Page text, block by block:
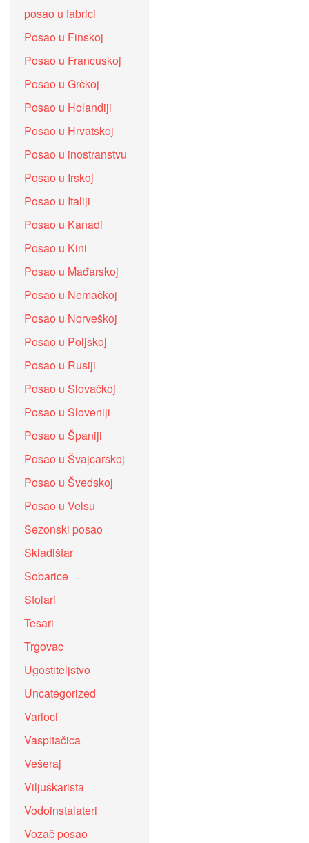
posao u fabrici
Posao u Finskoj
Posao u Francuskoj
Posao u Grčkoj
Posao u Holandiji
Posao u Hrvatskoj
Posao u inostranstvu
Posao u Irskoj
Posao u Italiji
Posao u Kanadi
Posao u Kini
Posao u Mađarskoj
Posao u Nemačkoj
Posao u Norveškoj
Posao u Poljskoj
Posao u Rusiji
Posao u Slovačkoj
Posao u Sloveniji
Posao u Španiji
Posao u Švajcarskoj
Posao u Švedskoj
Posao u Velsu
Sezonski posao
Skladištar
Sobarice
Stolari
Tesari
Trgovac
Ugostiteljstvo
Uncategorized
Varioci
Vaspitačica
Vešeraj
Viljuškarista
Vodoinstalateri
Vozač posao